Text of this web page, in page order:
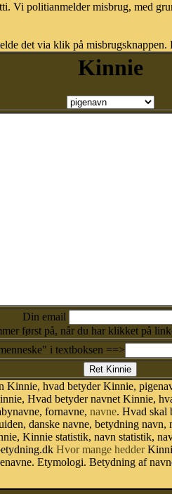
Vi politianmelder misbrug, med
det via klik på
Kinnie
Din email
først på, når du har klikket på
i textboksen ==>
Kinnie, hvad betyder Kinnie,
Hvad betyder navnet Kinnie,
fornavne, navne. Hvad skal
danske navne, betydning
Kinnie statistik, navn statistik,
Hvor mange hedder
Etymologi. Betydning af